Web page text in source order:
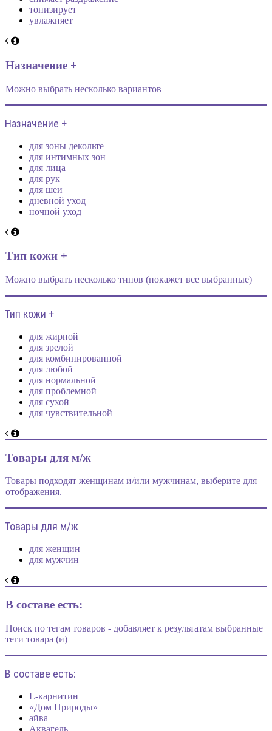
тонизирует
увлажняет
Назначение +
Можно выбрать несколько вариантов
Назначение +
для зоны декольте
для интимных зон
для лица
для рук
для шеи
дневной уход
ночной уход
Тип кожи +
Можно выбрать несколько типов (покажет все выбранные)
Тип кожи +
для жирной
для зрелой
для комбинированной
для любой
для нормальной
для проблемной
для сухой
для чувствительной
Товары для м/ж
Товары подходят женщинам и/или мужчинам, выберите для
отображения.
Товары для м/ж
для женщин
для мужчин
В составе есть:
Поиск по тегам товаров - добавляет к результатам выбранные
теги товара (и)
В составе есть:
L-карнитин
«Дом Природы»
айва
Аквагель